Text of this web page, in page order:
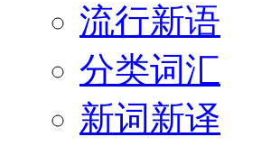
流行新语
分类词汇
新词新译